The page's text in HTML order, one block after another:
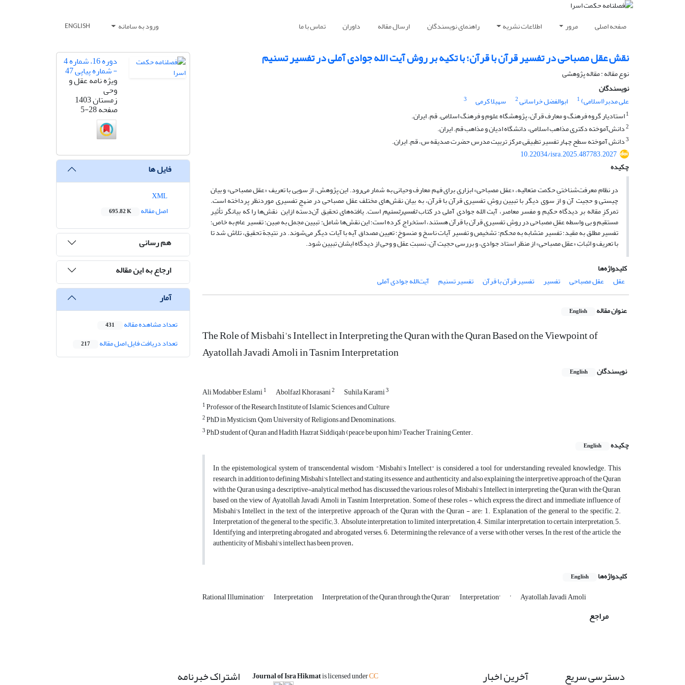
صفحه اصلی مرور اطلاعات نشریه راهنمای نویسندگان ارسال مقاله داوران تماس با ما ورود به سامانه ENGLISH
نقش عقل مصباحی در تفسیر قرآن با قرآن؛ با تکیه بر روش آیت الله جوادی آملی در تفسیر تسنیم
نوع مقاله : مقاله پژوهشی
نویسندگان
علی مدبر(اسلامی)1 ابوالفضل خراسانی2 سهیلا کرمی
3
1استادیار گروه فرهنگ و معارف قرآن، پژوهشگاه علوم و فرهنگ اسلامی. قم. ایران.
2دانش‌آموخته دکتری مذاهب اسلامی، دانشگاه ادیان و مذاهب قم. ایران.
3دانش آموخته سطح چهار تفسیر تطبیقی مرکز تربیت مدرس حضرت صدیقه س، قم. ایران.
10.22034/isra.2025.487783.2027
چکیده
در نظام معرفت‌شناختیِ حکمت متعالیه، «عقل مصباحی» ابزاری برای فهم معارف وحیانی به شمار می‌رود. این پژوهش، از سویی با تعریف «عقل مصباحی» و بیان
چیستی و حجیت آن و از سوی دیگر با تبیین روشِ تفسیری قرآن با قرآن، به بیان نقش‌های مختلف عقل مصباحی در منهجِ تفسیری موردنظر پرداخته است.
تمرکزِ مقاله بر دیدگاه حکیم و مفسر معاصر، آیت الله جوادی آملی در کتابتفسیرتسنیماست. یافته‌های تحقیق آن‌دسته ازاین نقش‌ها را که بیانگر تأثیر
مستقیم و بی واسطه عقلِ مصباحی در روشِ تفسیری قرآن با قرآن هستند، استخراج کرده است؛ این نقش‌ها شامل: تبیین مجمل به مبین؛ تفسیر عام به خاص؛
تفسیر مطلق به مقید؛ تفسیر متشابه به محکم؛ تشخیص و تفسیر آیات ناسخ و منسوخ؛ تعیین مصداق آیه با آیات دیگر می‌شوند. در نتیجة تحقیق، تلاش شد تا
با تعریف و اثباتِ «عقل مصباحی» از منظر استاد جوادی، و بررسی حجیت آن، نسبتِ عقل و وحی از دیدگاه ایشان تبیین شود.
کلیدواژه‌ها
عقل
عقل مصباحی تفسیر تفسیر قرآن با قرآن تفسیر تسنیم آیت‌الله جوادی آملی
عنوان مقاله English
The Role of Misbahi's Intellect in Interpreting the Quran with the Quran Based on the Viewpoint of
Ayatollah Javadi Amoli in Tasnim Interpretation
نویسندگان English
Ali Modabber Eslami1 Abolfazl Khorasani2 Suhila Karami3
1Professor of the Research Institute of Islamic Sciences and Culture
2PhD in Mysticism, Qom University of Religions and Denominations.
3PhD student of Quran and Hadith, Hazrat Siddiqah (peace be upon him) Teacher Training Center.
چکیده
English
In the epistemological system of transcendental wisdom, "Misbahi's Intellect" is considered a tool for understanding revealed knowledge. This
research, in addition to defining Misbahi's Intellect and stating its essence and authenticity, and also explaining the interpretive approach of the Quran
with the Quran using a descriptive-analytical method, has discussed the various roles of Misbahi's Intellect in interpreting the Quran with the Quran,
based on the view of Ayatollah Javadi Amoli in Tasnim Interpretation. Some of these roles - which express the direct and immediate influence of
Misbahi's Intellect in the text of the interpretive approach of the Quran with the Quran - are: 1. Explanation of the general to the specific; 2.
Interpretation of the general to the specific; 3. Absolute interpretation to limited interpretation; 4. Similar interpretation to certain interpretation; 5.
Identifying and interpreting abrogated and abrogated verses; 6. Determining the relevance of a verse with other verses; In the rest of the article, the
authenticity of Misbahi's intellect has been proven.
کلیدواژه‌ها English
Rational Illumination' Interpretation Interpretation of the Quran through the Quran' Interpretation' ' Ayatollah Javadi Amoli
مراجع
دوره 16، شماره 4
- شماره پیاپی 47
ویژه نامه عقل و
وحی
زمستان 1403
صفحه5-28
فایل ها
اصل مقاله
695.82 K
هم رسانی
ارجاع به این مقاله
آمار
تعداد مشاهده مقاله 431
تعداد دریافت فایل اصل مقاله 217
دسترسی سریع آخرین اخبار Journal of Isra Hikmatis licensed underCC
اشتراک خبرنامه